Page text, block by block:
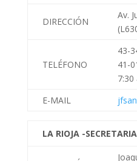
DIRECCIÓN
Av.
TELÉFONO
43-
41-
7:30
E-MAIL
LA RIOJA -